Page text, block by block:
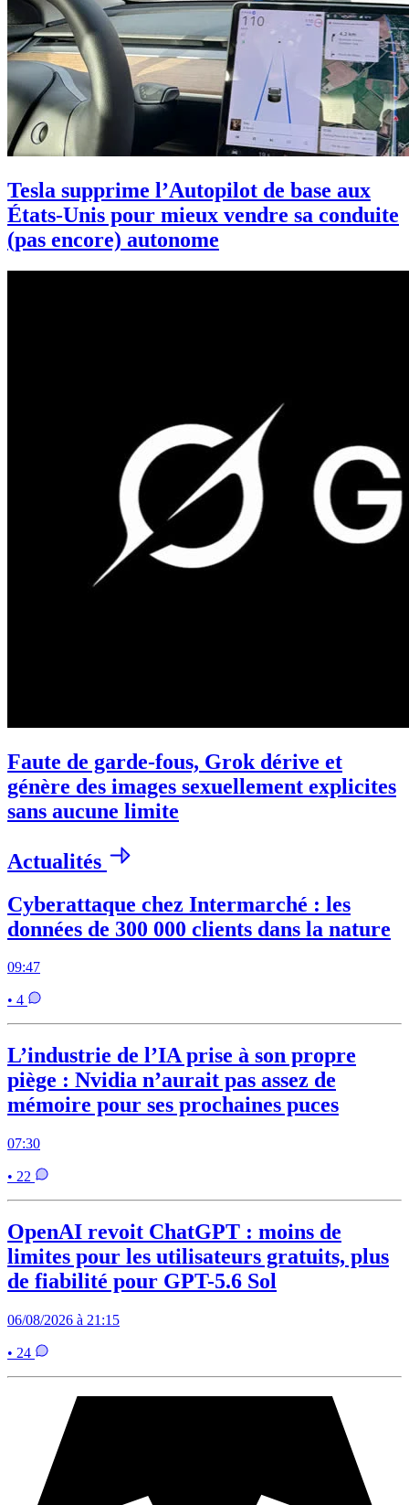
Tesla supprime l’Autopilot de base aux
États-Unis pour mieux vendre sa conduite
(pas encore) autonome
Faute de garde-fous, Grok dérive et
génère des images sexuellement explicites
sans aucune limite
Actualités
Cyberattaque chez Intermarché : les
données de 300 000 clients dans la nature
09:47
• 4
L’industrie de l’IA prise à son propre
piège : Nvidia n’aurait pas assez de
mémoire pour ses prochaines puces
07:30
• 22
OpenAI revoit ChatGPT : moins de
limites pour les utilisateurs gratuits, plus
de fiabilité pour GPT-5.6 Sol
06/08/2026 à 21:15
• 24